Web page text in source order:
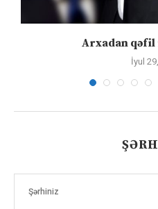
Arxadan qəfil
İyul